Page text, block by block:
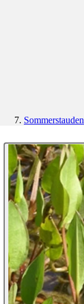
Sommerstauden